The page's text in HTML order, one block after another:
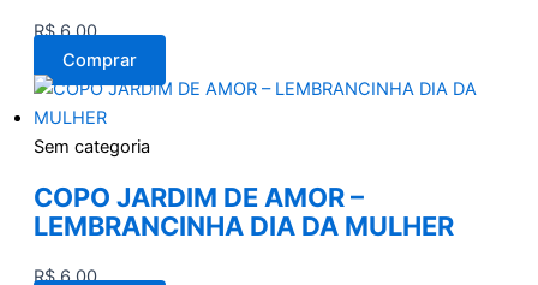
R$6,00
Comprar
Sem categoria
COPO JARDIM DE AMOR –
LEMBRANCINHA DIA DA MULHER
R$6,00